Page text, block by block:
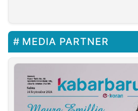
MEDIA PARTNER